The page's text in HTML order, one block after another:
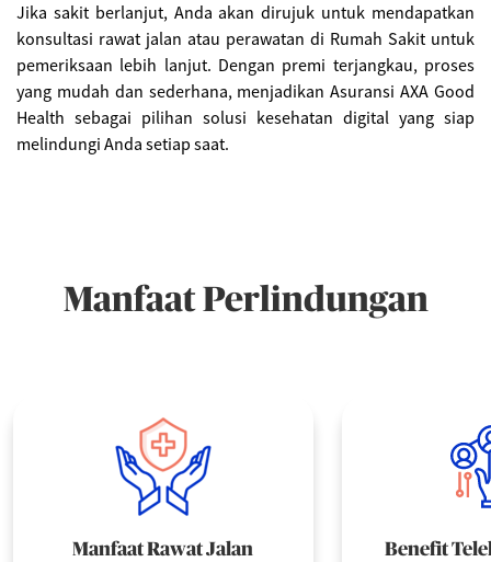
Jika sakit berlanjut, Anda akan dirujuk untuk mendapatkan
konsultasi rawat jalan atau perawatan di Rumah Sakit untuk
pemeriksaan lebih lanjut. Dengan premi terjangkau, proses
yang mudah dan sederhana, menjadikan Asuransi AXA Good
Health sebagai pilihan solusi kesehatan digital yang siap
melindungi Anda setiap saat.
Manfaat Perlindungan
Manfaat Rawat Jalan
Benefit